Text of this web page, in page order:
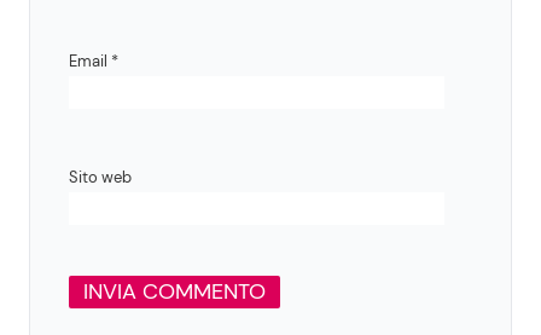
Email *
Sito web